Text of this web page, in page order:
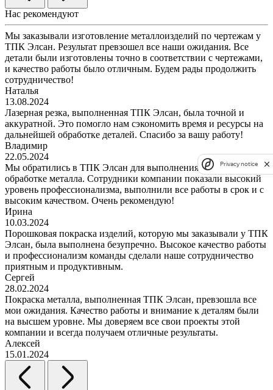
Нас рекомендуют
Мы заказывали изготовление металлоизделий по чертежам у
ТПК Элсан. Результат превзошел все наши ожидания. Все
детали были изготовлены точно в соответствии с чертежами,
и качество работы было отличным. Будем рады продолжить
сотрудничество!
Наталья
13.08.2024
Лазерная резка, выполненная ТПК Элсан, была точной и
аккуратной. Это помогло нам сэкономить время и ресурсы на
дальнейшей обработке деталей. Спасибо за вашу работу!
Владимир
22.05.2024
Мы обратились в ТПК Элсан для выполнения работ по
обработке металла. Сотрудники компании показали высокий
уровень профессионализма, выполнили все работы в срок и с
высоким качеством. Очень рекомендую!
Ирина
10.03.2024
Порошковая покраска изделий, которую мы заказывали у ТПК
Элсан, была выполнена безупречно. Высокое качество работы
и профессионализм команды сделали наше сотрудничество
приятным и продуктивным.
Сергей
28.02.2024
Покраска металла, выполненная ТПК Элсан, превзошла все
мои ожидания. Качество работы и внимание к деталям были
на высшем уровне. Мы доверяем все свои проекты этой
компании и всегда получаем отличные результаты.
Алексей
15.01.2024
Privacy notice